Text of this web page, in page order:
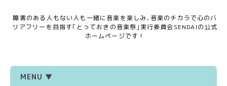
障害のある人もない人も一緒に音楽を楽しみ､音楽のチカラで心のバ
リアフリーを目指す｢とっておきの音楽祭｣実行委員会SENDAIの公式
ホームページです！
MENU ▼